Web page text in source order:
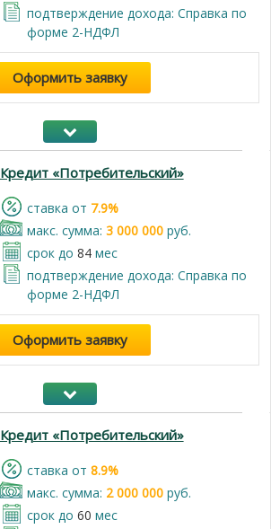
подтверждение дохода: Справка по
форме 2-НДФЛ
Оформить заявку
Кредит «Потребительский»
cтавка от 7.9%
макс. сумма: 3 000 000руб.
срок до 84мес
подтверждение дохода: Справка по
форме 2-НДФЛ
Оформить заявку
Кредит «Потребительский»
cтавка от 8.9%
макс. сумма: 2 000 000руб.
срок до 60 мес